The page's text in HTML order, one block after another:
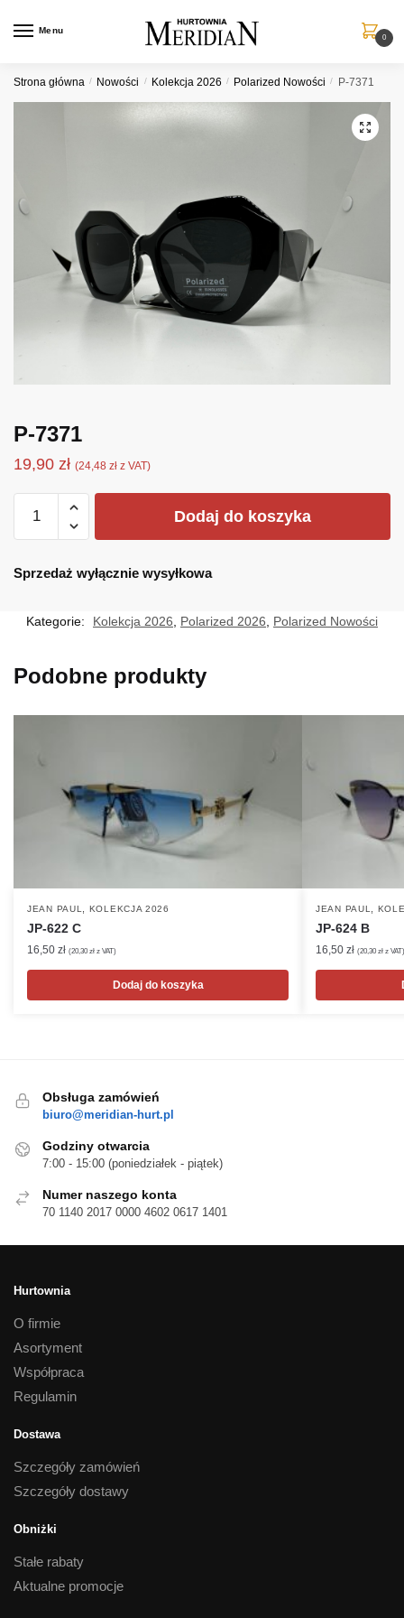
Menu
0
Strona główna / Nowości / Kolekcja 2026 / Polarized Nowości / P-7371
P-7371
19,90 zł (24,48 zł z VAT)
Dodaj do koszyka
Sprzedaż wyłącznie wysyłkowa
Kategorie: Kolekcja 2026, Polarized 2026, Polarized Nowości
Podobne produkty
JEAN PAUL, KOLEKCJA 2026
JP-622 C
16,50 zł (20,30 zł z VAT)
Dodaj do koszyka
JEAN PAUL,
JP-624 B
16,50 zł (20,30 zł z VAT)
Obsługa zamówień
biuro@meridian-hurt.pl
Godziny otwarcia
7:00 - 15:00 (poniedziałek - piątek)
Numer naszego konta
70 1140 2017 0000 4602 0617 1401
Hurtownia
O firmie
Asortyment
Współpraca
Regulamin
Dostawa
Szczegóły zamówień
Szczegóły dostawy
Obniżki
Stałe rabaty
Aktualne promocje